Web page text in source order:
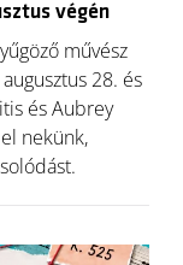
végén
művész
28. és
és Aubrey
nekünk,